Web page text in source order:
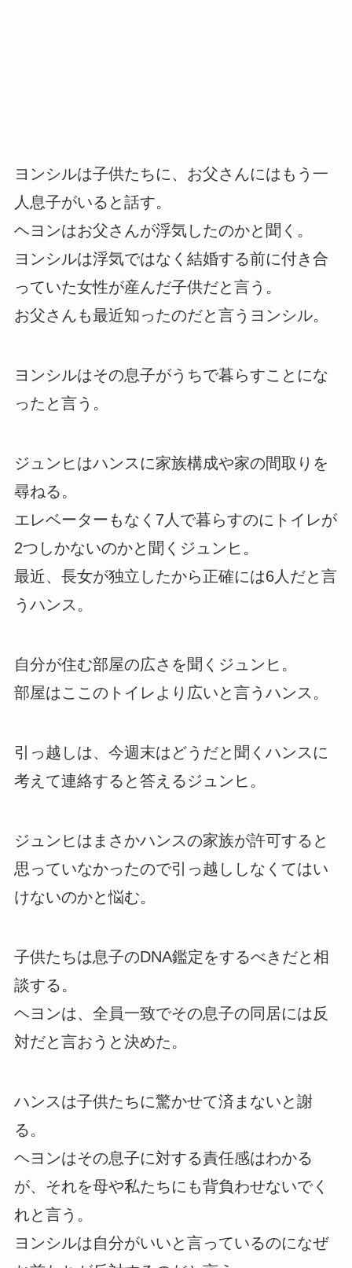
ヨンシルは子供たちに、お父さんにはもう一
人息子がいると話す。
ヘヨンはお父さんが浮気したのかと聞く。
ヨンシルは浮気ではなく結婚する前に付き合
っていた女性が産んだ子供だと言う。
お父さんも最近知ったのだと言うヨンシル。
ヨンシルはその息子がうちで暮らすことにな
ったと言う。
ジュンヒはハンスに家族構成や家の間取りを
尋ねる。
エレベーターもなく7人で暮らすのにトイレが
2つしかないのかと聞くジュンヒ。
最近、長女が独立したから正確には6人だと言
うハンス。
自分が住む部屋の広さを聞くジュンヒ。
部屋はここのトイレより広いと言うハンス。
引っ越しは、今週末はどうだと聞くハンスに
考えて連絡すると答えるジュンヒ。
ジュンヒはまさかハンスの家族が許可すると
思っていなかったので引っ越ししなくてはい
けないのかと悩む。
子供たちは息子のDNA鑑定をするべきだと相
談する。
ヘヨンは、全員一致でその息子の同居には反
対だと言おうと決めた。
ハンスは子供たちに驚かせて済まないと謝
る。
ヘヨンはその息子に対する責任感はわかる
が、それを母や私たちにも背負わせないでく
れと言う。
ヨンシルは自分がいいと言っているのになぜ